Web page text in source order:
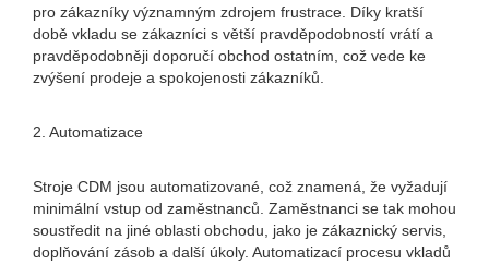
pro zákazníky významným zdrojem frustrace. Díky kratší
době vkladu se zákazníci s větší pravděpodobností vrátí a
pravděpodobněji doporučí obchod ostatním, což vede ke
zvýšení prodeje a spokojenosti zákazníků.
2. Automatizace
Stroje CDM jsou automatizované, což znamená, že vyžadují
minimální vstup od zaměstnanců. Zaměstnanci se tak mohou
soustředit na jiné oblasti obchodu, jako je zákaznický servis,
doplňování zásob a další úkoly. Automatizací procesu vkladů